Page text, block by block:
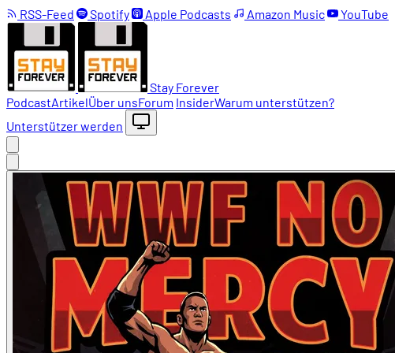
RSS-Feed Spotify Apple Podcasts Amazon Music YouTube
Stay Forever
PodcastArtikelÜber unsForum InsiderWarum unterstützen?
Unterstützer werden